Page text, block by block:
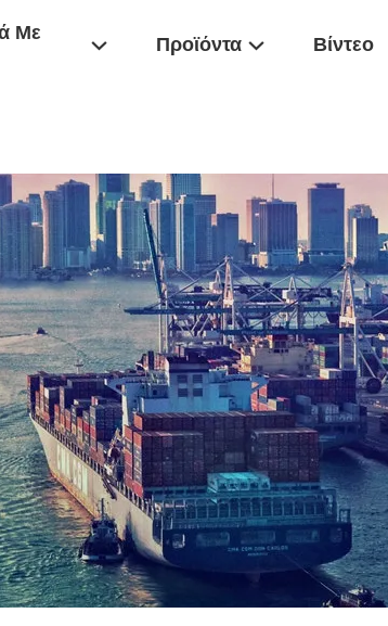
Με
Προϊόντα Βίντεο